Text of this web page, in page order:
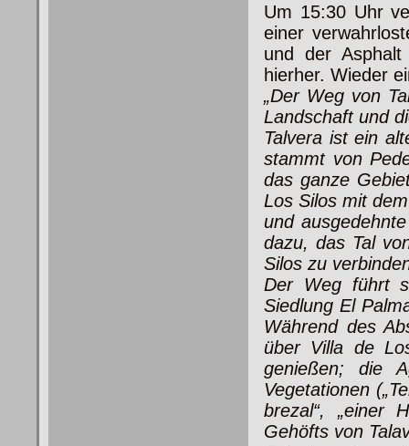
Um 15:30 Uhr
einer
und der
hierher. Wieder
„Der Weg von
Landschaft und
Talvera ist ein
stammt von
das ganze
Los Silos mit
und
dazu, das Tal
Silos zu
Der Weg führt
Siedlung El
Während des
über Villa de
genießen; die
Vegetationen
brezal“, „einer
Gehöfts von